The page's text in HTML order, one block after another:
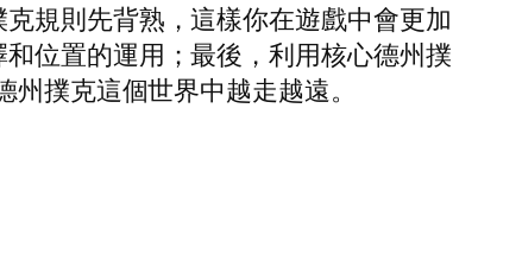
規則先背熟，這樣你在遊戲中會更加
位置的運用；最後，利用核心德州撲
撲克這個世界中越走越遠。